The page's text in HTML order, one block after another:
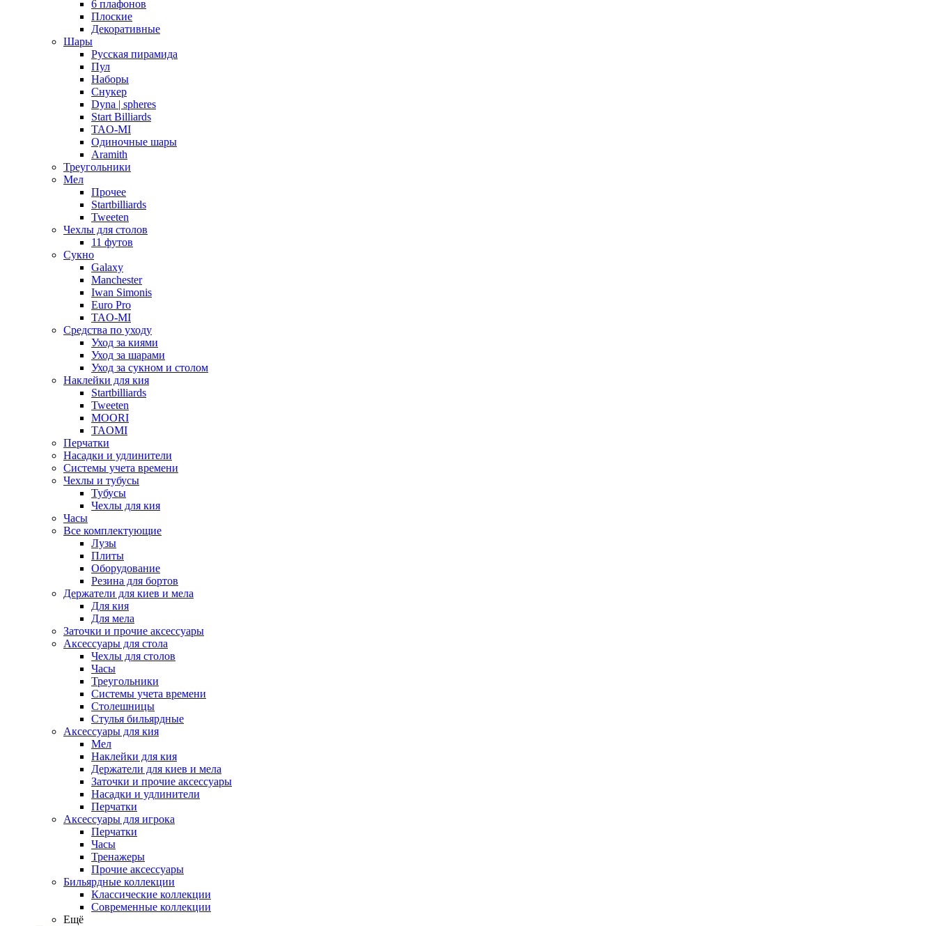
6 плафонов
Плоские
Декоративные
Шары
Русская пирамида
Пул
Наборы
Снукер
Dyna | spheres
Start Billiards
TAO-MI
Одиночные шары
Aramith
Треугольники
Мел
Прочее
Startbilliards
Tweeten
Чехлы для столов
11 футов
Сукно
Galaxy
Manchester
Iwan Simonis
Euro Pro
TAO-MI
Средства по уходу
Уход за киями
Уход за шарами
Уход за сукном и столом
Наклейки для кия
Startbilliards
Tweeten
MOORI
TAOMI
Перчатки
Насадки и удлинители
Системы учета времени
Чехлы и тубусы
Тубусы
Чехлы для кия
Часы
Все комплектующие
Лузы
Плиты
Оборудование
Резина для бортов
Держатели для киев и мела
Для кия
Для мела
Заточки и прочие аксессуары
Аксессуары для стола
Чехлы для столов
Часы
Треугольники
Системы учета времени
Столешницы
Стулья бильярдные
Аксессуары для кия
Мел
Наклейки для кия
Держатели для киев и мела
Заточки и прочие аксессуары
Насадки и удлинители
Перчатки
Аксессуары для игрока
Перчатки
Часы
Тренажеры
Прочие аксессуары
Бильярдные коллекции
Классические коллекции
Современные коллекции
Ещё